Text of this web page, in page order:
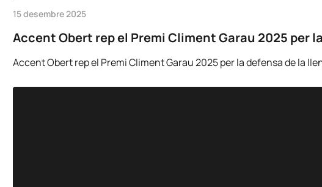
15 desembre 2025
Accent Obert rep el Premi Climent Garau 2025 per
Accent Obert rep el Premi Climent Garau 2025 per la defensa de la